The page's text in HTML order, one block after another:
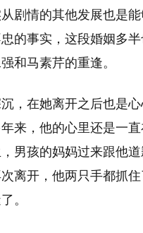
剧情的其他发展也是
的事实，这段婚姻多
和马素芹的重逢。
，在她离开之后也是
来，他的心里还是一
男孩的妈妈过来跟他
离开，他两只手都抓
。